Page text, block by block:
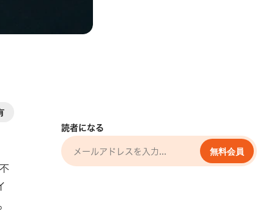
読者になる
無料会員